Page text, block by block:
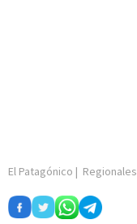
El Patagónico | Regionales